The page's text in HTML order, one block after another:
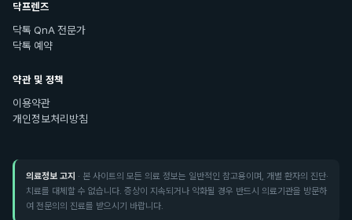
닥프렌즈
닥톡 QnA 전문가
닥톡 예약
약관 및 정책
이용약관
개인정보처리방침
의료정보 고지 · 본 사이트의 모든 의료 정보는 일반적인 참고용이며, 개별 환자의 진단·
치료를 대체할 수 없습니다. 증상이 지속되거나 악화될 경우 반드시 의료기관을 방문하
여 전문의의 진료를 받으시기 바랍니다.